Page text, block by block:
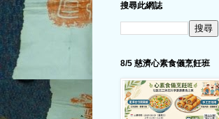
搜尋此網誌
8/5 慈濟心素食儀烹飪班